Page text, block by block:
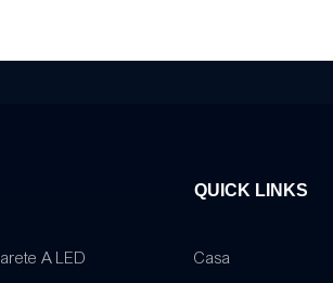
A LED
QUICK LINKS
Casa